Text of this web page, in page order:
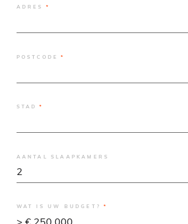
ADRES
POSTCODE
STAD
AANTAL SLAAPKAMERS
WAT IS UW BUDGET?